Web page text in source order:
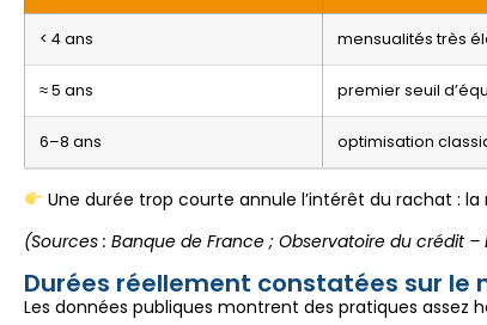
< 4 ans mensualités très
≈ 5 ans premier seuil
6–8 ans optimisation
Une durée trop courte annule l’intérêt du rachat :
(Sources : Banque de France ; Observatoire du crédit
Durées réellement constatées sur le
Les données publiques montrent des pratiques assez